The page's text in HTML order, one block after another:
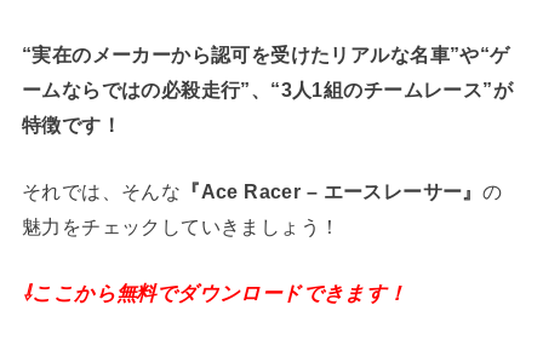
“実在のメーカーから認可を受けたリアルな名車”や“ゲ
ームならではの必殺走行”、“3人1組のチームレース”が
特徴です！
それでは、そんな 『Ace Racer – エースレーサー』 の
魅力をチェックしていきましょう！
⇩ここから無料でダウンロードできます！